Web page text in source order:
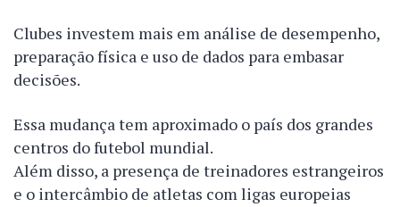
Clubes investem mais em análise de desempenho,
preparação física e uso de dados para embasar
decisões.
Essa mudança tem aproximado o país dos grandes
centros do futebol mundial.
Além disso, a presença de treinadores estrangeiros
e o intercâmbio de atletas com ligas europeias